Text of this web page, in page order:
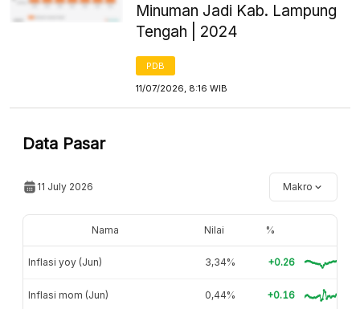
Minuman Jadi Kab. Lampung
Tengah | 2024
PDB
11/07/2026, 8:16 WIB
Data Pasar
11 July 2026 Makro
Nama Nilai %
Inflasi yoy (Jun) 3,34% +0.26
Inflasi mom (Jun) 0,44% +0.16